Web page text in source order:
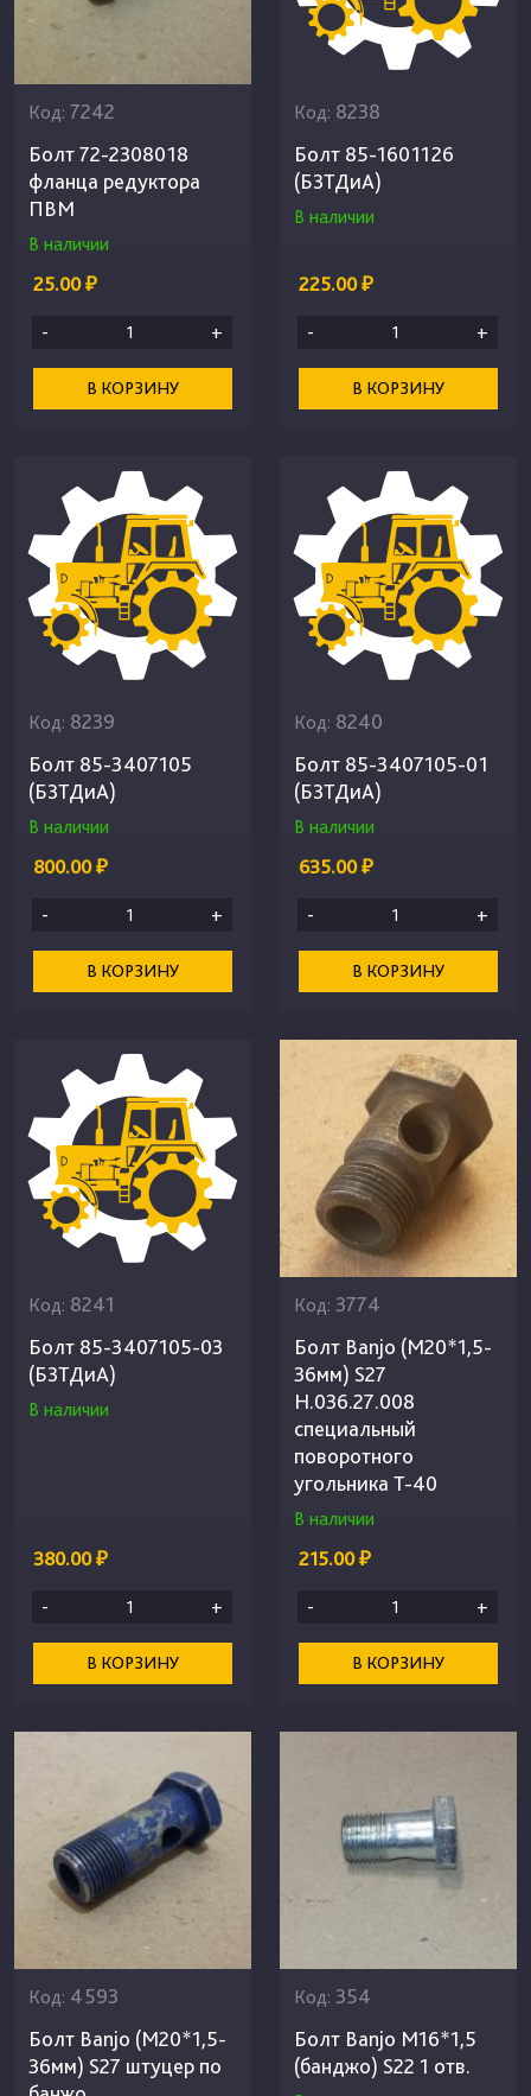
Код: 7242
Болт 72-2308018
фланца редуктора
ПВМ
В наличии
25.00 ₽
- +
В КОРЗИНУ
Код: 8238
Болт 85-1601126
(БЗТДиА)
В наличии
225.00 ₽
- +
В КОРЗИНУ
Код: 8239
Болт 85-3407105
(БЗТДиА)
В наличии
800.00 ₽
- +
В КОРЗИНУ
Код: 8240
Болт 85-3407105-01
(БЗТДиА)
В наличии
635.00 ₽
- +
В КОРЗИНУ
Код: 8241
Болт 85-3407105-03
(БЗТДиА)
В наличии
380.00 ₽
- +
В КОРЗИНУ
Код: 3774
Болт Banjo (М20*1,5-
36мм) S27
Н.036.27.008
специальный
поворотного
угольника Т-40
В наличии
215.00 ₽
- +
В КОРЗИНУ
Код: 4593
Болт Banjo (М20*1,5-
36мм) S27 штуцер по
Код: 354
Болт Banjo М16*1,5
(банджо) S22 1 отв.